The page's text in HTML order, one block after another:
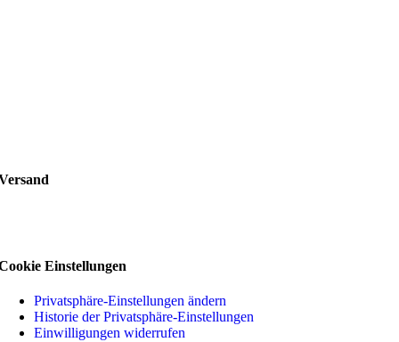
Einstellungen
Privatsphäre-Einstellungen ändern
Historie der Privatsphäre-Einstellungen
Einwilligungen widerrufen